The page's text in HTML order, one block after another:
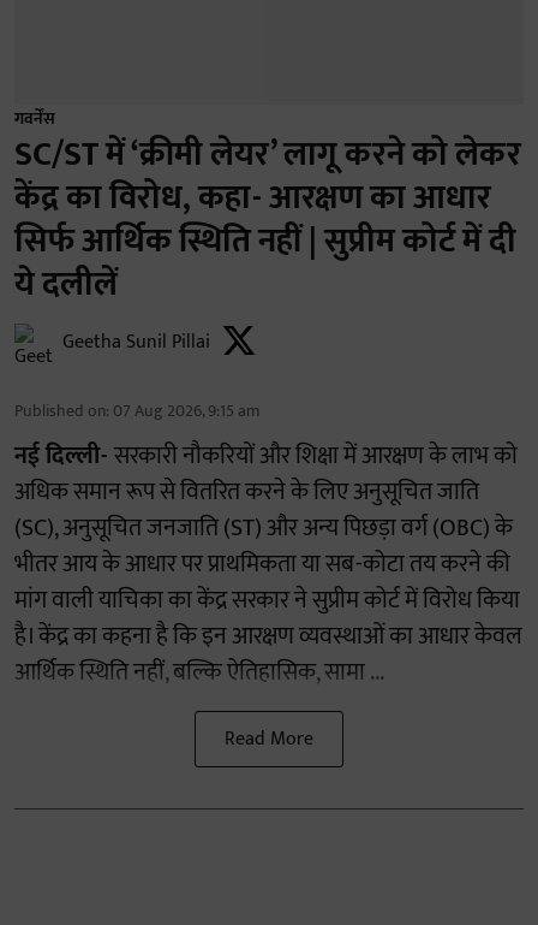
गवर्नेंस
SC/ST में ‘क्रीमी लेयर’ लागू करने को लेकर
केंद्र का विरोध, कहा- आरक्षण का आधार
सिर्फ आर्थिक स्थिति नहीं | सुप्रीम कोर्ट में दी
ये दलीलें
Geetha Sunil Pillai
Published on: 07 Aug 2026, 9:15 am
नई दिल्ली-सरकारी नौकरियों और शिक्षा में आरक्षण के लाभ को
अधिक समान रूप से वितरित करने के लिए अनुसूचित जाति
(SC), अनुसूचित जनजाति (ST) और अन्य पिछड़ा वर्ग (OBC) के
भीतर आय के आधार पर प्राथमिकता या सब-कोटा तय करने की
मांग वाली याचिका का केंद्र सरकार ने सुप्रीम कोर्ट में विरोध किया
है। केंद्र का कहना है कि इन आरक्षण व्यवस्थाओं का आधार केवल
आर्थिक स्थिति नहीं, बल्कि ऐतिहासिक, सामा ...
Read More